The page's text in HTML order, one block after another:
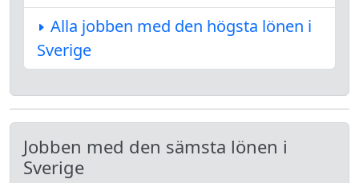
Alla jobben med den högsta lönen i
Sverige
Jobben med den sämsta lönen i
Sverige